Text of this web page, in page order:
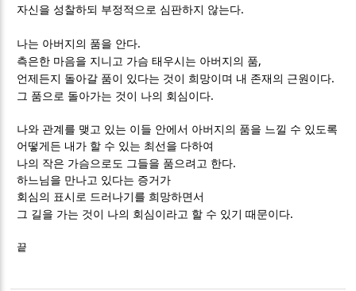
자신을 성찰하되 부정적으로 심판하지 않는다.
나는 아버지의 품을 안다.
측은한 마음을 지니고 가슴 태우시는 아버지의 품,
언제든지 돌아갈 품이 있다는 것이 희망이며 내 존재의 근원이다.
그 품으로 돌아가는 것이 나의 회심이다.
나와 관계를 맺고 있는 이들 안에서 아버지의 품을 느낄 수 있도록
어떻게든 내가 할 수 있는 최선을 다하여
나의 작은 가슴으로도 그들을 품으려고 한다.
하느님을 만나고 있다는 증거가
회심의 표시로 드러나기를 희망하면서
그 길을 가는 것이 나의 회심이라고 할 수 있기 때문이다.
끝